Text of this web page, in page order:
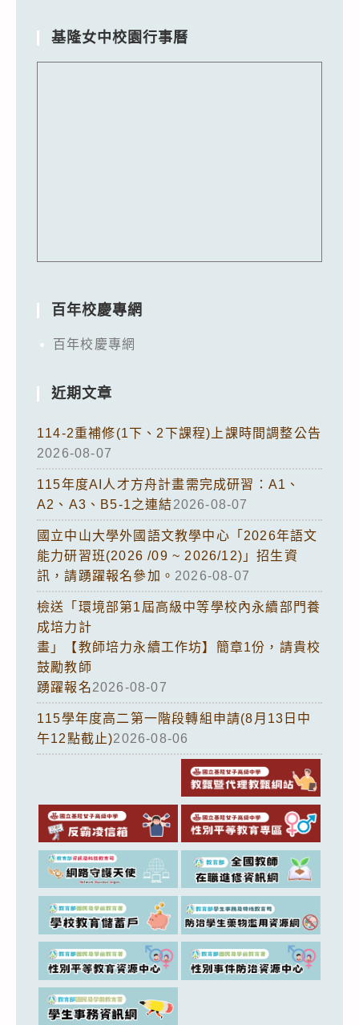
基隆女中校園行事曆
百年校慶專網
百年校慶專網
近期文章
114-2重補修(1下、2下課程)上課時間調整公告
2026-08-07
115年度AI人才方舟計畫需完成研習：A1、
A2、A3、B5-1之連結2026-08-07
國立中山大學外國語文教學中心「2026年語文
能力研習班(2026 /09 ~ 2026/12)」招生資
訊，請踴躍報名參加。 2026-08-07
檢送「環境部第1屆高級中等學校內永續部門養
成培力計
畫」【教師培力永續工作坊】簡章1份，請貴校
鼓勵教師
踴躍報名2026-08-07
115學年度高二第一階段轉組申請(8月13日中
午12點截止)2026-08-06